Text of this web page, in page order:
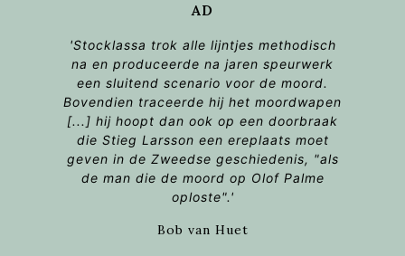
AD
'Stocklassa trok alle lijntjes methodisch
na en produceerde na jaren speurwerk
een sluitend scenario voor de moord.
Bovendien traceerde hij het moordwapen
[...] hij hoopt dan ook op een doorbraak
die Stieg Larsson een ereplaats moet
geven in de Zweedse geschiedenis, "als
de man die de moord op Olof Palme
oploste".'
Bob van Huet